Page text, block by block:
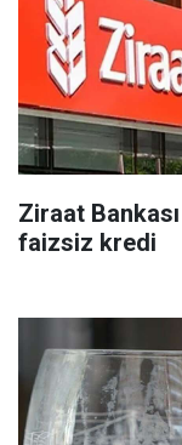
Ziraat
faizsiz kredi